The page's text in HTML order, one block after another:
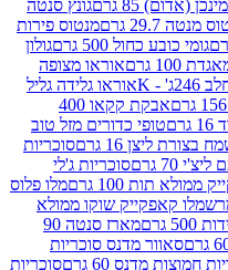
גונץ סנטה
מנטוס פירות
500 גרם
גולון
אוראו מצופה
אוראו גלידה גליל
אבקת קקאו 400
כדורים מזל טוב
גרם
סוכריות
סוכריות ג'לי
מלו פלוס
שוקו ממולא
מארז סנטה 90
מדנס סוכריות
גרם
סוכריות